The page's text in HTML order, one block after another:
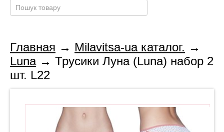
Главная → Milavitsa-ua каталог. →
Luna→ Трусики Луна (Luna) набор 2
шт. L22